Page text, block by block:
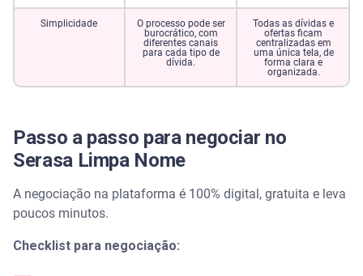
Simplicidade
O processo pode ser
burocrático, com
diferentes canais
para cada tipo de
dívida.
Todas as dívidas e
ofertas ficam
centralizadas em
uma única tela, de
forma clara e
organizada.
Passo a passo para negociar no
Serasa Limpa Nome
A negociação na plataforma é 100% digital, gratuita e leva
poucos minutos.
Checklist para negociação: